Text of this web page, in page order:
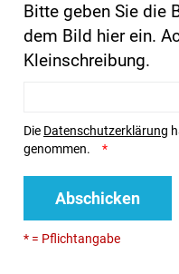
Bitte geben Sie die
dem Bild hier ein.
Kleinschreibung.
Die Datenschutzerklärung
genommen.
Abschicken
* = Pflichtangabe